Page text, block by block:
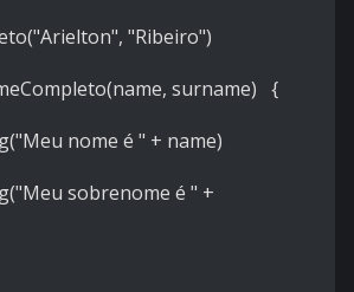
"Ribeiro")
surname) {
nome é " + name)
sobrenome é " +